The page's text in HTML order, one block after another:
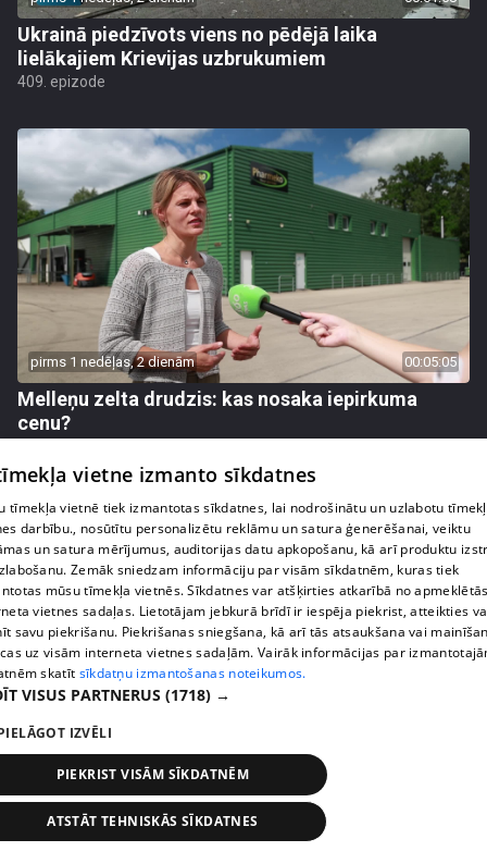
Ukrainā piedzīvots viens no pēdējā laika
lielākajiem Krievijas uzbrukumiem
409. epizode
pirms 1 nedēļas, 2 dienām 00:05:05
Melleņu zelta drudzis: kas nosaka iepirkuma
cenu?
pirms 1 nedēļas, 3 dienām
Ogas un sēnes šogad dārgākas, bet uzpirkšanas
409. epizode
vietne izmanto sīkdatnes
tīmekļa vietnē tiek izmantotas sīkdatnes, lai nodrošinātu un uzlabotu
darbību., nosūtītu personalizētu reklāmu un satura ģenerēšanai, veiktu
un satura mērījumus, auditorijas datu apkopošanu, kā arī produktu
Zemāk sniedzam informāciju par visām sīkdatnēm, kuras tiek
mūsu tīmekļa vietnēs. Sīkdatnes var atšķirties atkarībā no
vietnes sadaļas. Lietotājam jebkurā brīdī ir iespēja piekrist, atteikties
savu piekrišanu. Piekrišanas sniegšana, kā arī tās atsaukšana vai
uz visām interneta vietnes sadaļām. Vairāk informācijas par
skatīt sīkdatņu izmantošanas noteikumos.
VISUS PARTNERUS (1718) →
IZVĒLI
PIEKRIST VISĀM SĪKDATNĒM
ATSTĀT TEHNISKĀS SĪKDATNES